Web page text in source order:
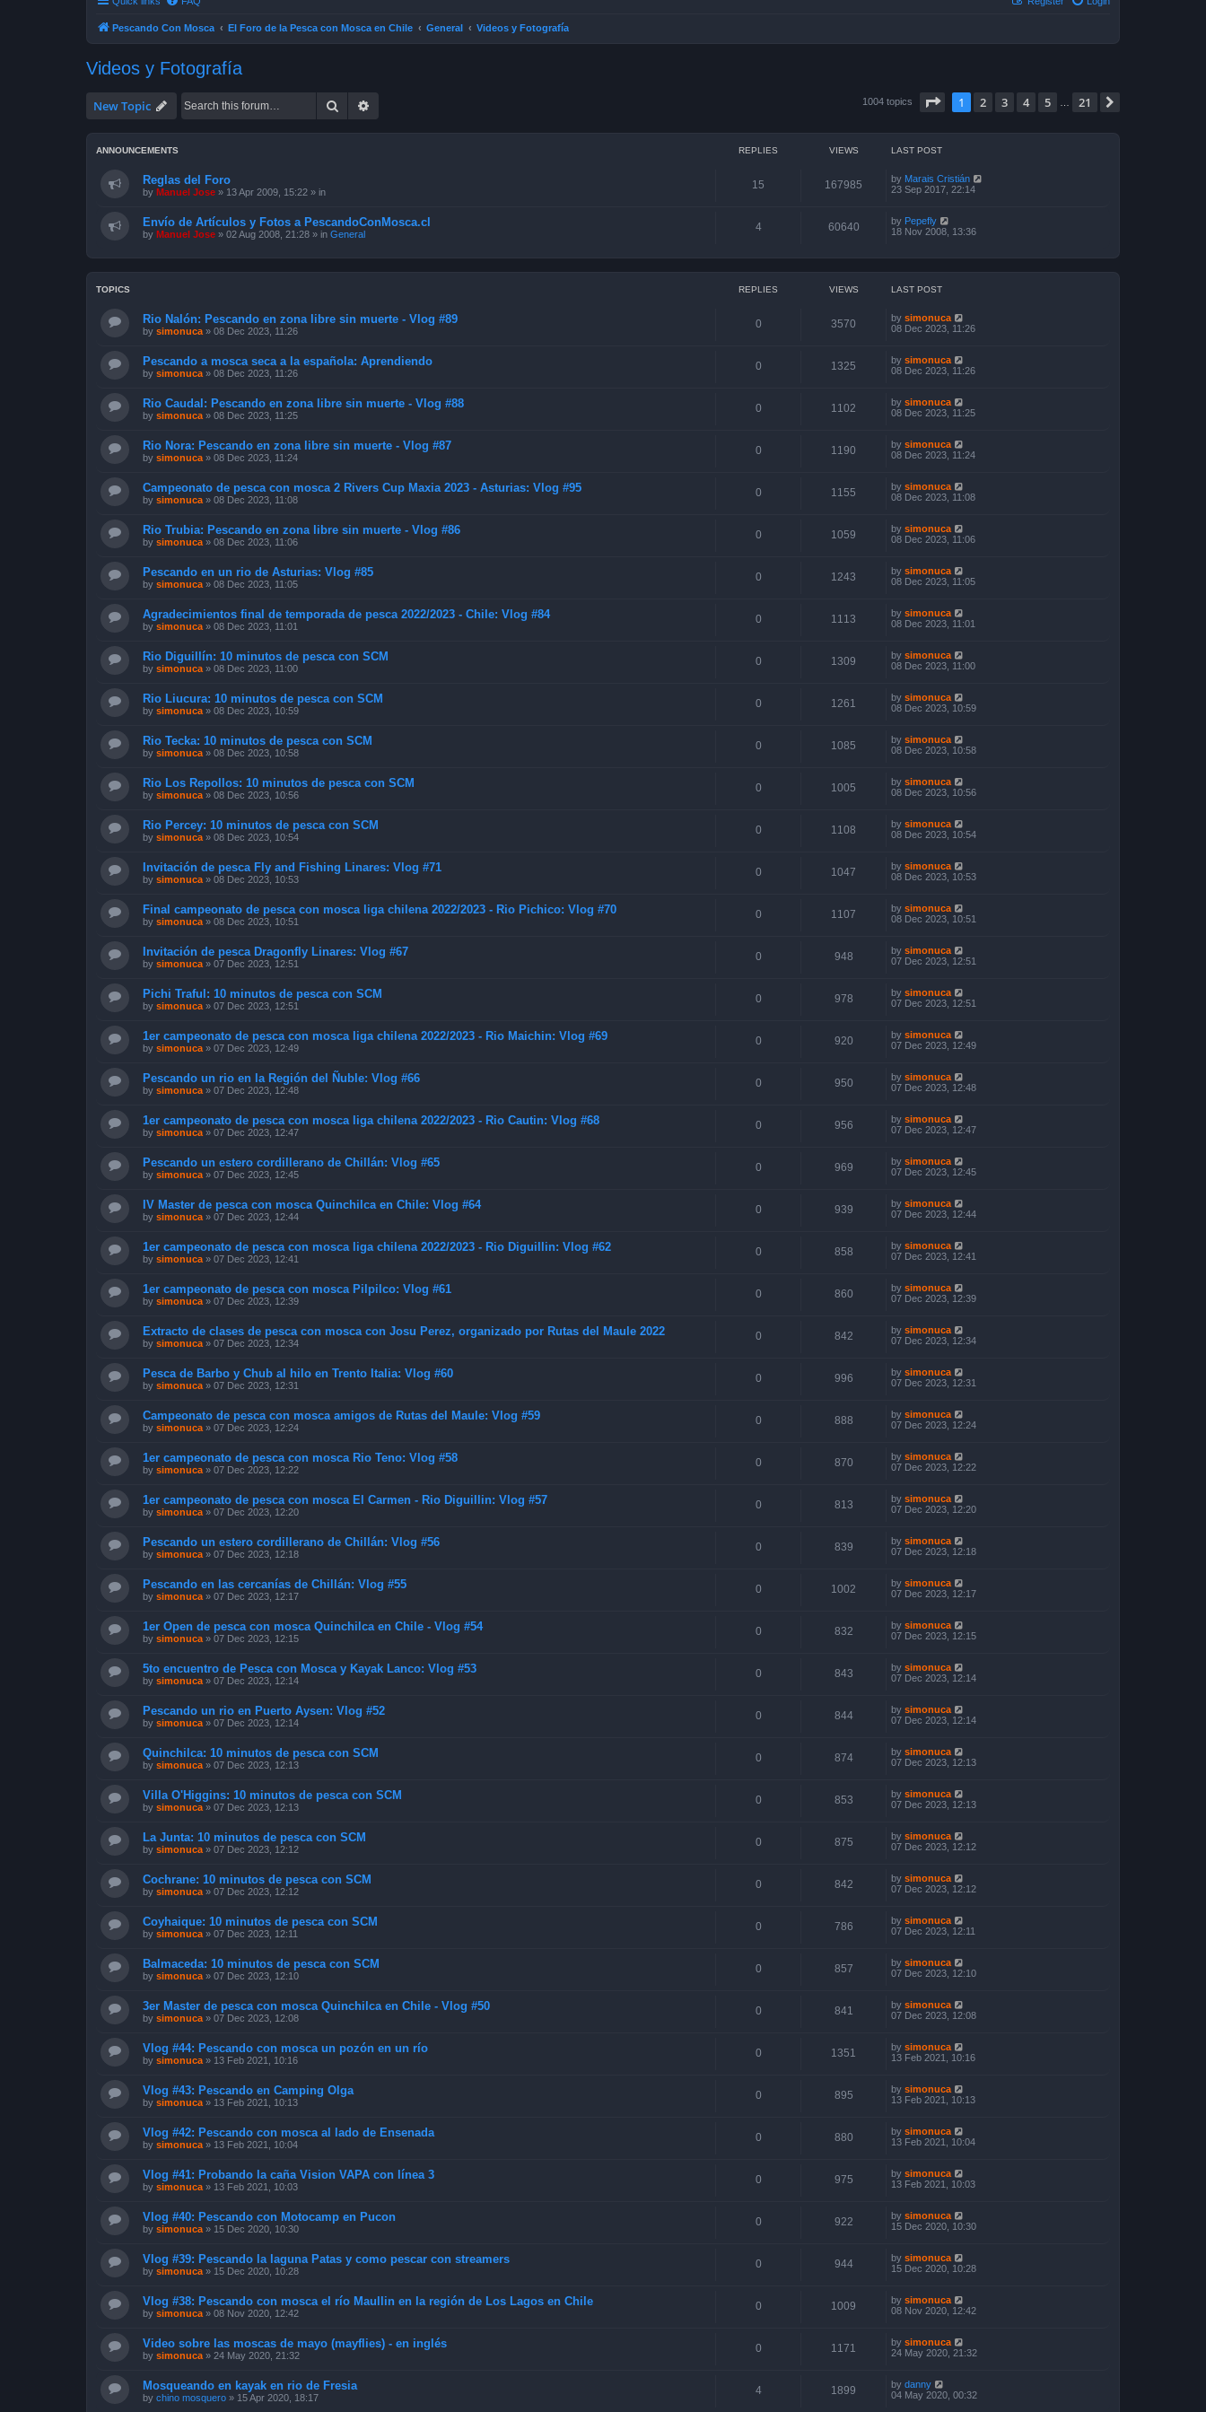
Pescando Con Mosca El Foro de la Pesca con Mosca en Chile General Videos y Fotografía
Videos y Fotografía
New Topic Search 1004 topics Page of 21
1 2 3 4 5 21
ANNOUNCEMENTS REPLIES VIEWS LAST POST
Reglas del Foro
by Manuel Jose » 13 Apr 2009, 15:22 » in
15 167985 by Marais Cristián
23 Sep 2017, 22:14
Envío de Artículos y Fotos a PescandoConMosca.cl
by Manuel Jose » 02 Aug 2008, 21:28 » in General
4 60640 by Pepefly
18 Nov 2008, 13:36
TOPICS REPLIES VIEWS LAST POST
Rio Nalón: Pescando en zona libre sin muerte - Vlog #89
by simonuca » 08 Dec 2023, 11:26
0 3570 by simonuca
08 Dec 2023, 11:26
Pescando a mosca seca a la española: Aprendiendo
by simonuca » 08 Dec 2023, 11:26
0 1325 by simonuca
08 Dec 2023, 11:26
Rio Caudal: Pescando en zona libre sin muerte - Vlog #88
by simonuca » 08 Dec 2023, 11:25
0 1102 by simonuca
08 Dec 2023, 11:25
Rio Nora: Pescando en zona libre sin muerte - Vlog #87
by simonuca » 08 Dec 2023, 11:24
0 1190 by simonuca
08 Dec 2023, 11:24
Campeonato de pesca con mosca 2 Rivers Cup Maxia 2023 - Asturias: Vlog #95
by simonuca » 08 Dec 2023, 11:08
0 1155 by simonuca
08 Dec 2023, 11:08
Rio Trubia: Pescando en zona libre sin muerte - Vlog #86
by simonuca » 08 Dec 2023, 11:06
0 1059 by simonuca
08 Dec 2023, 11:06
Pescando en un rio de Asturias: Vlog #85
by simonuca » 08 Dec 2023, 11:05
0 1243 by simonuca
08 Dec 2023, 11:05
Agradecimientos final de temporada de pesca 2022/2023 - Chile: Vlog #84
by simonuca » 08 Dec 2023, 11:01
0 1113 by simonuca
08 Dec 2023, 11:01
Rio Diguillín: 10 minutos de pesca con SCM
by simonuca » 08 Dec 2023, 11:00
0 1309 by simonuca
08 Dec 2023, 11:00
Rio Liucura: 10 minutos de pesca con SCM
by simonuca » 08 Dec 2023, 10:59
0 1261 by simonuca
08 Dec 2023, 10:59
Rio Tecka: 10 minutos de pesca con SCM
by simonuca » 08 Dec 2023, 10:58
0 1085 by simonuca
08 Dec 2023, 10:58
Rio Los Repollos: 10 minutos de pesca con SCM
by simonuca » 08 Dec 2023, 10:56
0 1005 by simonuca
08 Dec 2023, 10:56
Rio Percey: 10 minutos de pesca con SCM
by simonuca » 08 Dec 2023, 10:54
0 1108 by simonuca
08 Dec 2023, 10:54
Invitación de pesca Fly and Fishing Linares: Vlog #71
by simonuca » 08 Dec 2023, 10:53
0 1047 by simonuca
08 Dec 2023, 10:53
Final campeonato de pesca con mosca liga chilena 2022/2023 - Rio Pichico: Vlog #70
by simonuca » 08 Dec 2023, 10:51
0 1107 by simonuca
08 Dec 2023, 10:51
Invitación de pesca Dragonfly Linares: Vlog #67
by simonuca » 07 Dec 2023, 12:51
0 948 by simonuca
07 Dec 2023, 12:51
Pichi Traful: 10 minutos de pesca con SCM
by simonuca » 07 Dec 2023, 12:51
0 978 by simonuca
07 Dec 2023, 12:51
1er campeonato de pesca con mosca liga chilena 2022/2023 - Rio Maichin: Vlog #69
by simonuca » 07 Dec 2023, 12:49
0 920 by simonuca
07 Dec 2023, 12:49
Pescando un rio en la Región del Ñuble: Vlog #66
by simonuca » 07 Dec 2023, 12:48
0 950 by simonuca
07 Dec 2023, 12:48
1er campeonato de pesca con mosca liga chilena 2022/2023 - Rio Cautin: Vlog #68
by simonuca » 07 Dec 2023, 12:47
0 956 by simonuca
07 Dec 2023, 12:47
Pescando un estero cordillerano de Chillán: Vlog #65
by simonuca » 07 Dec 2023, 12:45
0 969 by simonuca
07 Dec 2023, 12:45
IV Master de pesca con mosca Quinchilca en Chile: Vlog #64
by simonuca » 07 Dec 2023, 12:44
0 939 by simonuca
07 Dec 2023, 12:44
1er campeonato de pesca con mosca liga chilena 2022/2023 - Rio Diguillin: Vlog #62
by simonuca » 07 Dec 2023, 12:41
0 858 by simonuca
07 Dec 2023, 12:41
1er campeonato de pesca con mosca Pilpilco: Vlog #61
by simonuca » 07 Dec 2023, 12:39
0 860 by simonuca
07 Dec 2023, 12:39
Extracto de clases de pesca con mosca con Josu Perez, organizado por Rutas del Maule 2022
by simonuca » 07 Dec 2023, 12:34
0 842 by simonuca
07 Dec 2023, 12:34
Pesca de Barbo y Chub al hilo en Trento Italia: Vlog #60
by simonuca » 07 Dec 2023, 12:31
0 996 by simonuca
07 Dec 2023, 12:31
Campeonato de pesca con mosca amigos de Rutas del Maule: Vlog #59
by simonuca » 07 Dec 2023, 12:24
0 888 by simonuca
07 Dec 2023, 12:24
1er campeonato de pesca con mosca Rio Teno: Vlog #58
by simonuca » 07 Dec 2023, 12:22
0 870 by simonuca
07 Dec 2023, 12:22
1er campeonato de pesca con mosca El Carmen - Rio Diguillin: Vlog #57
by simonuca » 07 Dec 2023, 12:20
0 813 by simonuca
07 Dec 2023, 12:20
Pescando un estero cordillerano de Chillán: Vlog #56
by simonuca » 07 Dec 2023, 12:18
0 839 by simonuca
07 Dec 2023, 12:18
Pescando en las cercanías de Chillán: Vlog #55
by simonuca » 07 Dec 2023, 12:17
0 1002 by simonuca
07 Dec 2023, 12:17
1er Open de pesca con mosca Quinchilca en Chile - Vlog #54
by simonuca » 07 Dec 2023, 12:15
0 832 by simonuca
07 Dec 2023, 12:15
5to encuentro de Pesca con Mosca y Kayak Lanco: Vlog #53
by simonuca » 07 Dec 2023, 12:14
0 843 by simonuca
07 Dec 2023, 12:14
Pescando un rio en Puerto Aysen: Vlog #52
by simonuca » 07 Dec 2023, 12:14
0 844 by simonuca
07 Dec 2023, 12:14
Quinchilca: 10 minutos de pesca con SCM
by simonuca » 07 Dec 2023, 12:13
0 874 by simonuca
07 Dec 2023, 12:13
Villa O'Higgins: 10 minutos de pesca con SCM
by simonuca » 07 Dec 2023, 12:13
0 853 by simonuca
07 Dec 2023, 12:13
La Junta: 10 minutos de pesca con SCM
by simonuca » 07 Dec 2023, 12:12
0 875 by simonuca
07 Dec 2023, 12:12
Cochrane: 10 minutos de pesca con SCM
by simonuca » 07 Dec 2023, 12:12
0 842 by simonuca
07 Dec 2023, 12:12
Coyhaique: 10 minutos de pesca con SCM
by simonuca » 07 Dec 2023, 12:11
0 786 by simonuca
07 Dec 2023, 12:11
Balmaceda: 10 minutos de pesca con SCM
by simonuca » 07 Dec 2023, 12:10
0 857 by simonuca
07 Dec 2023, 12:10
3er Master de pesca con mosca Quinchilca en Chile - Vlog #50
by simonuca » 07 Dec 2023, 12:08
0 841 by simonuca
07 Dec 2023, 12:08
Vlog #44: Pescando con mosca un pozón en un río
by simonuca » 13 Feb 2021, 10:16
0 1351 by simonuca
13 Feb 2021, 10:16
Vlog #43: Pescando en Camping Olga
by simonuca » 13 Feb 2021, 10:13
0 895 by simonuca
13 Feb 2021, 10:13
Vlog #42: Pescando con mosca al lado de Ensenada
by simonuca » 13 Feb 2021, 10:04
0 880 by simonuca
13 Feb 2021, 10:04
Vlog #41: Probando la caña Vision VAPA con línea 3
by simonuca » 13 Feb 2021, 10:03
0 975 by simonuca
13 Feb 2021, 10:03
Vlog #40: Pescando con Motocamp en Pucon
by simonuca » 15 Dec 2020, 10:30
0 922 by simonuca
15 Dec 2020, 10:30
Vlog #39: Pescando la laguna Patas y como pescar con streamers
by simonuca » 15 Dec 2020, 10:28
0 944 by simonuca
15 Dec 2020, 10:28
Vlog #38: Pescando con mosca el río Maullin en la región de Los Lagos en Chile
by simonuca » 08 Nov 2020, 12:42
0 1009 by simonuca
08 Nov 2020, 12:42
Video sobre las moscas de mayo (mayflies) - en inglés
by simonuca » 24 May 2020, 21:32
0 1171 by simonuca
24 May 2020, 21:32
Mosqueando en kayak en rio de Fresia
by chino mosquero » 15 Apr 2020, 18:17
4 1899 by danny
04 May 2020, 00:32